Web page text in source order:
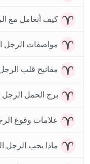
كيف أتعامل مع
مواصفات الرجل
مفاتيح قلب
برج الحمل الرجل
علامات وقوع
ماذا يحب الرجل